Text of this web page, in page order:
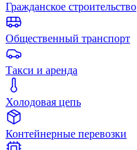
Гражданское строительство
Общественный транспорт
Такси и аренда
Холодовая цепь
Контейнерные перевозки